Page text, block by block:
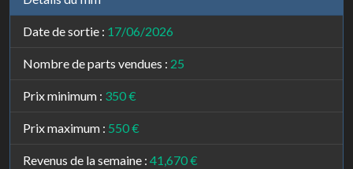
Date de sortie : 17/06/2026
Nombre de parts vendues : 25
Prix minimum : 350 €
Prix maximum : 550 €
Revenus de la semaine : 41,670 €